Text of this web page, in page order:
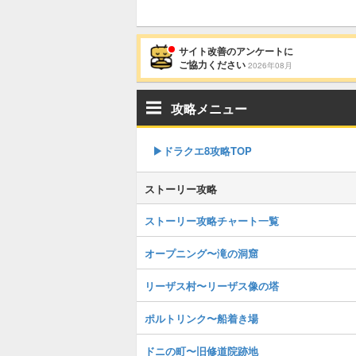
サイト改善のアンケートに
ご協力ください 2026年08月
攻略メニュー
▶︎ドラクエ8攻略TOP
ストーリー攻略
ストーリー攻略チャート一覧
オープニング〜滝の洞窟
リーザス村〜リーザス像の塔
ポルトリンク〜船着き場
ドニの町〜旧修道院跡地